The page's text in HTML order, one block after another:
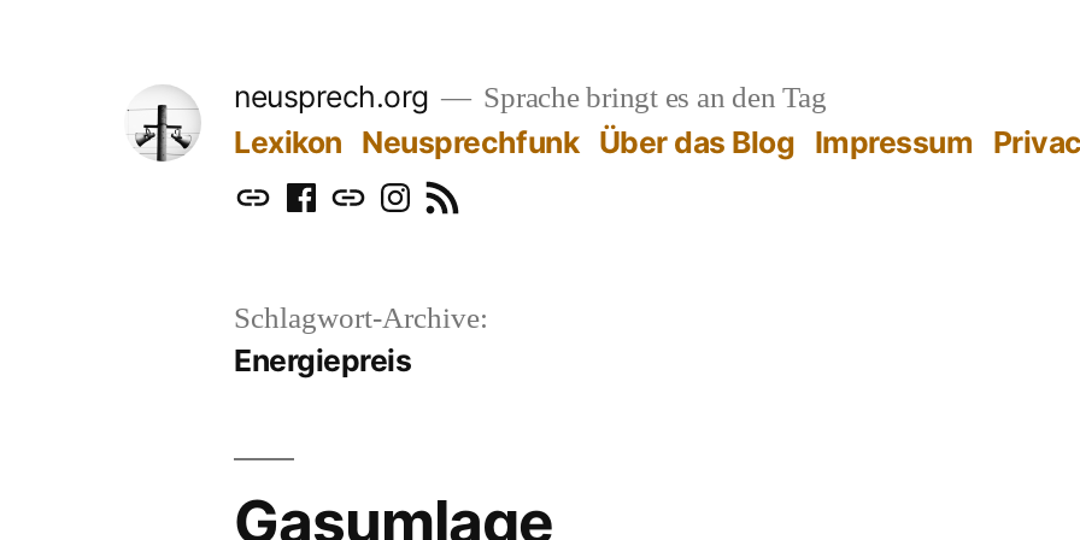
neusprech.org Sprache bringt es an den Tag
Lexikon Neusprechfunk Über das Blog Impressum
MastodonFacebook
BlueskyInstagram
RSS
Schlagwort-Archive:
Energiepreis
Gasumlage